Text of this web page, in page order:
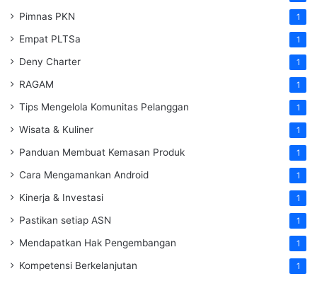
Pimnas PKN 1
Empat PLTSa 1
Deny Charter 1
RAGAM 1
Tips Mengelola Komunitas Pelanggan 1
Wisata & Kuliner 1
Panduan Membuat Kemasan Produk 1
Cara Mengamankan Android 1
Kinerja & Investasi 1
Pastikan setiap ASN 1
Mendapatkan Hak Pengembangan 1
Kompetensi Berkelanjutan 1